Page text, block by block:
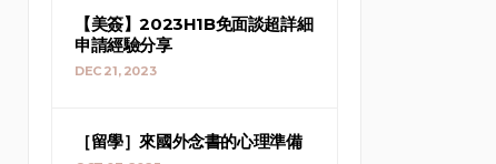
【美簽】2023H1B免面談超詳細
申請經驗分享
DEC 21, 2023
［留學］來國外念書的心理準備